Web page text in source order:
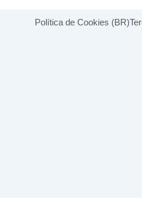
Política de Cookies (BR)